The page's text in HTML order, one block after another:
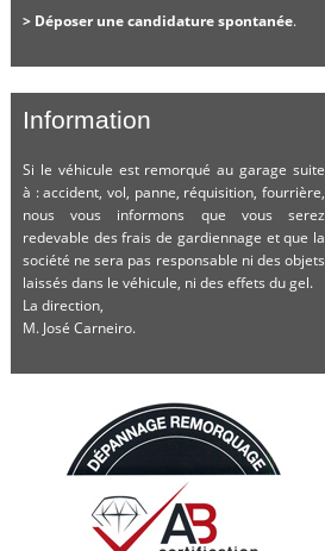
> Déposer une candidature spontanée.
Information
Si le véhicule est remorqué au garage suite
à : accident, vol, panne, réquisition, fourrière,
nous vous informons que vous serez
redevable des frais de gardiennage et que la
société ne sera pas responsable ni des objets
laissés dans le véhicule, ni des effets du gel.
La direction,
M. José Carneiro.